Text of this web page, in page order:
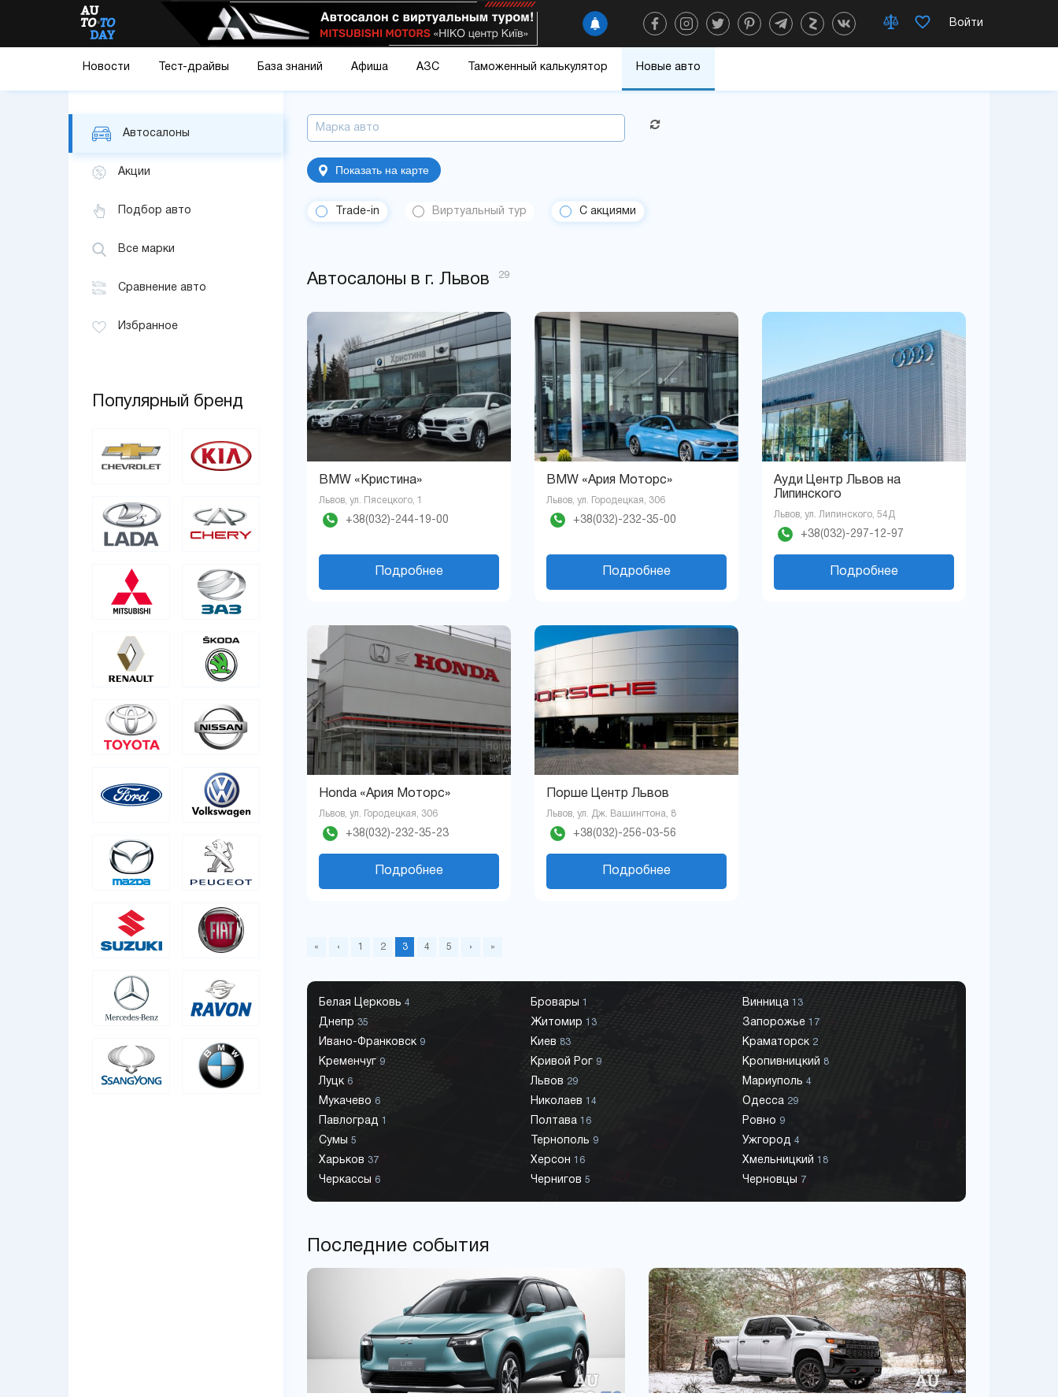
Войти
Новости Тест-драйвы База знаний Афиша АЗС Таможенный калькулятор Новые авто
Автосалоны
Акции
Подбор авто
Все марки
Сравнение авто
Избранное
Популярный бренд
Марка авто
Показать на карте
Trade-in Виртуальный тур С акциями
Автосалоны в г. Львов 29
BMW «Кристина»
Львов, ул. Пясецкого, 1
+38(032)-244-19-00
Подробнее
BMW «Ария Моторс »
Львов, ул. Городецкая, 306
+38(032)-232-35-00
Подробнее
Ауди Центр Львов на
Липинского
Львов, ул. Липинского, 54Д
+38(032)-297-12-97
Подробнее
Honda «Ария Моторс»
Львов, ул. Городецкая, 306
+38(032)-232-35-23
Подробнее
Порше Центр Львов
Львов, ул. Дж. Вашингтона, 8
+38(032)-256-03-56
Подробнее
« ‹ 1 2 3 4 5 › »
Белая Церковь4 Бровары1 Винница 13
Днепр 35 Житомир13 Запорожье 17
Ивано-Франковск 9 Киев 83 Краматорск 2
Кременчуг 9 Кривой Рог 9 Кропивницкий 8
Луцк 6 Львов 29 Мариуполь 4
Мукачево 6 Николаев14 Одесса 29
Павлоград1 Полтава16 Ровно 9
Сумы5 Тернополь 9 Ужгород 4
Харьков 37 Херсон16 Хмельницкий 18
Черкассы 6 Чернигов5 Черновцы 7
Последние события